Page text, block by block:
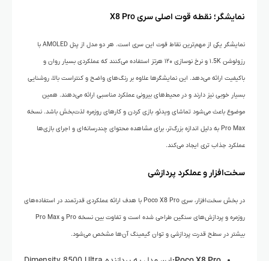
نمایشگر؛ نقطه قوت اصلی سری X8 Pro
نمایشگر یکی از مهم‌ترین نقاط قوت این سری است. هر دو مدل از پنل AMOLED با
رزولوشن ۱.5K و نرخ نوسازی ۱۲۰ هرتز استفاده می‌کنند که عملکردی بسیار روان و
باکیفیت ارائه می‌دهد. این نمایشگرها علاوه بر رنگ‌های واضح و کنتراست بالا، روشنایی
بسیار خوبی نیز دارند و در محیط‌های بیرونی عملکرد مناسبی ارائه می‌دهند. همین
موضوع باعث می‌شود تماشای ویدئو، بازی کردن و کارهای روزمره لذت‌بخش باشد. نسخه
Pro Max به دلیل اندازه بزرگ‌تر، برای مشاهده محتوای چندرسانه‌ای و اجرای بازی‌ها
عملکرد جذاب تری ایجاد می‌کند.
سخت‌افزار و عملکرد پردازشی
در بخش سخت‌افزار، سری Poco X8 Pro با هدف ارائه عملکردی قدرتمند در استفاده‌های
روزمره و پردازش‌های سنگین طراحی شده است و تفاوت بین نسخه Pro و Pro Max
بیشتر در سطح قدرت پردازشی و توان گیمینگ آن‌ها مشخص می‌شود.